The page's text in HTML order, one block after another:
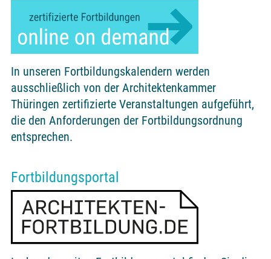
In unseren Fortbildungskalendern werden
ausschließlich von der Architektenkammer
Thüringen zertifizierte Veranstaltungen aufgeführt,
die den Anforderungen der Fortbildungsordnung
entsprechen.
Fortbildungsportal